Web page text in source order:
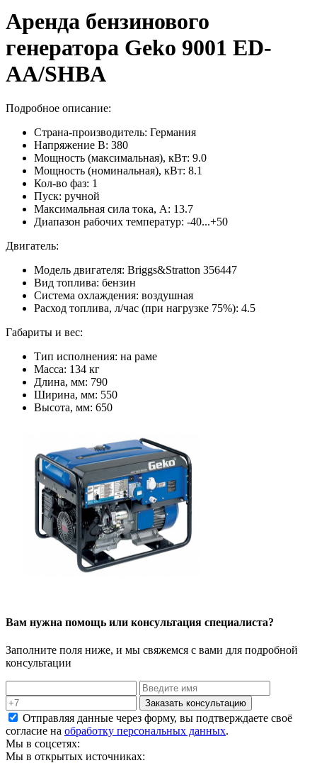
Аренда бензинового
генератора Geko 9001 ED-
AA/SHBA
Подробное описание:
Страна-производитель: Германия
Напряжение В: 380
Мощность (максимальная), кВт: 9.0
Мощность (номинальная), кВт: 8.1
Кол-во фаз: 1
Пуск: ручной
Максимальная сила тока, А: 13.7
Диапазон рабочих температур: -40...+50
Двигатель:
Модель двигателя: Briggs&Stratton 356447
Вид топлива: бензин
Система охлаждения: воздушная
Расход топлива, л/час (при нагрузке 75%): 4.5
Габариты и вес:
Тип исполнения: на раме
Масса: 134 кг
Длина, мм: 790
Ширина, мм: 550
Высота, мм: 650
Вам нужна помощь или консультация специалиста?
Заполните поля ниже, и мы свяжемся с вами для подробной
консультации
Заказать консультацию
Отправляя данные через форму, вы подтверждаете своё
согласие на обработку персональных данных.
Мы в соцсетях:
Мы в открытых источниках: